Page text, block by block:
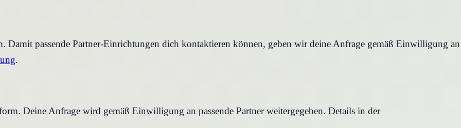
passende Partner-Einrichtungen dich kontaktieren können, geben wir deine Anfrage gemäß Einwilligung an
.
Deine Anfrage wird gemäß Einwilligung an passende Partner weitergegeben. Details in der